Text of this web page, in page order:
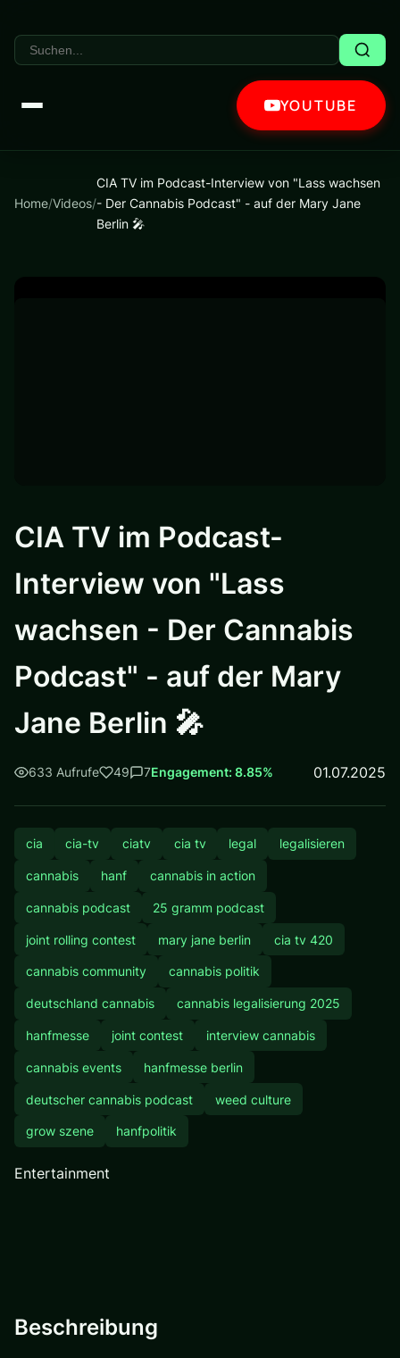
YOUTUBE
Home/Videos/
CIA TV im Podcast-Interview von "Lass wachsen
- Der Cannabis Podcast" - auf der Mary Jane
Berlin 🎤
CIA TV im Podcast-
Interview von "Lass
wachsen - Der Cannabis
Podcast" - auf der Mary
Jane Berlin 🎤
633 Aufrufe 49 7Engagement: 8.85% 01.07.2025
cia cia-tv ciatv cia tv legal legalisieren
cannabis hanf cannabis in action
cannabis podcast 25 gramm podcast
joint rolling contest mary jane berlin cia tv 420
cannabis community cannabis politik
deutschland cannabis cannabis legalisierung 2025
hanfmesse joint contest interview cannabis
cannabis events hanfmesse berlin
deutscher cannabis podcast weed culture
grow szene hanfpolitik
Entertainment
Beschreibung